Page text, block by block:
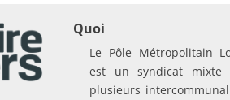
Quoi
Le Pôle Métropolitain
est un syndicat mixte
plusieurs